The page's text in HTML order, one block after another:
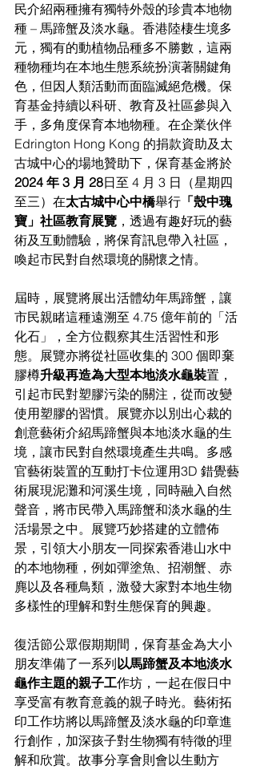
民介紹兩種擁有獨特外殼的珍貴本地物
種 – 馬蹄蟹及淡水龜。香港陸棲生境多
元，獨有的動植物品種多不勝數，這兩
種物種均在本地生態系統扮演著關鍵角
色，但因人類活動而面臨滅絕危機。保
育基金持續以科研、教育及社區參與入
手，多角度保育本地物種。在企業伙伴
Edrington Hong Kong 的捐款資助及太
古城中心的場地贊助下，保育基金將於
2024 年 3 月 28日至 4 月 3 日（星期四
至三） 在太古城中心中橋舉行 「殼中瑰
寶」社區教育展覽 ，透過有趣好玩的藝
術及互動體驗，將保育訊息帶入社區，
喚起市民對自然環境的關懷之情。
屆時，展覽將展出活體幼年馬蹄蟹 ， 讓
市民親睹這種遠溯至 4.75 億年前的「活
化石」，全方位觀察其生活習性和形
態。展覽亦將從社區收集的 300 個即棄
膠樽升級再造為大型本地淡水龜裝置，
引起市民對塑膠污染的關注，從而改變
使用塑膠的習慣。展覽亦以別出心裁的
創意藝術介紹馬蹄蟹與本地淡水龜的生
境，讓市民對自然環境產生共鳴。多感
官藝術裝置的互動打卡位運用3D 錯覺藝
術展現泥灘和河溪生境，同時融入自然
聲音，將市民帶入馬蹄蟹和淡水龜的生
活場景之中。展覽巧妙搭建的立體佈
景，引領大小朋友一同探索香港山水中
的本地物種，例如彈塗魚、招潮蟹、赤
麂以及各種鳥類，激發大家對本地生物
多樣性的理解和對生態保育的興趣。
復活節公眾假期期間，保育基金為大小
朋友準備了一系列以馬蹄蟹及本地淡水
龜作主題的親子工作坊 ，一起在假日中
享受富有教育意義的親子時光。藝術拓
印工作坊將以馬蹄蟹及淡水龜的印章進
行創作，加深孩子對生物獨有特徵的理
解和欣賞。故事分享會則會以生動方